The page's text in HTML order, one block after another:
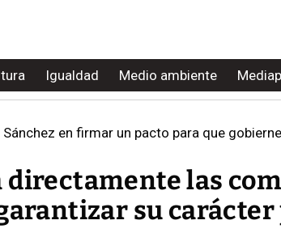
Igualdad Medio ambiente
en firmar un pacto para que
las
su